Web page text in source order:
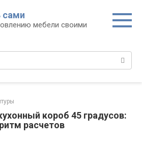
сами
мебели своими
короб 45 градусов:
расчетов